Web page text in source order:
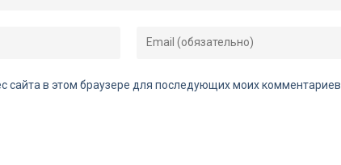
сайта в этом браузере для последующих моих комментариев.